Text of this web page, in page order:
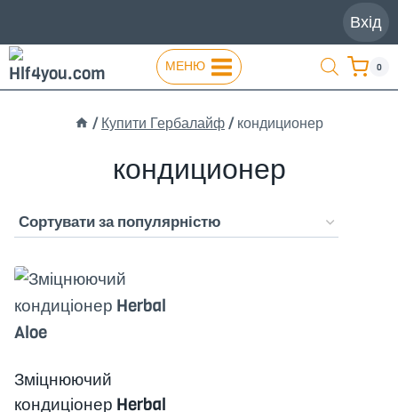
до
вмісту
Вхід
МЕНЮ 0
/ Купити Гербалайф/ кондиционер
кондиционер
Зміцнюючий
кондиціонер Herbal